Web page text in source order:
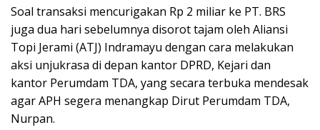
Soal transaksi mencurigakan Rp 2 miliar ke PT. BRS
juga dua hari sebelumnya disorot tajam oleh Aliansi
Topi Jerami (ATJ) Indramayu dengan cara melakukan
aksi unjukrasa di depan kantor DPRD, Kejari dan
kantor Perumdam TDA, yang secara terbuka mendesak
agar APH segera menangkap Dirut Perumdam TDA,
Nurpan.